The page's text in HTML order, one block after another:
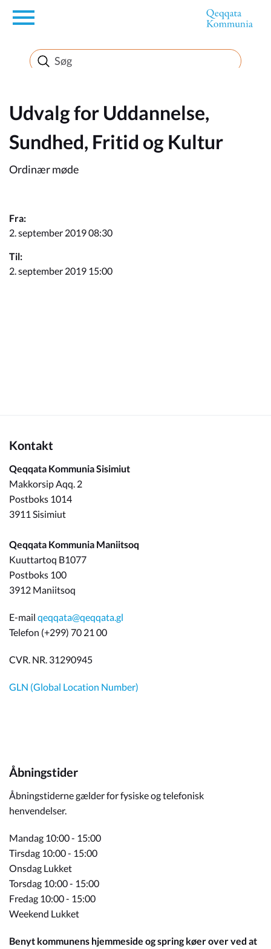
en
Borger
Erhverv
Politik
Selvbetjening
Kommuneplan
Udvalg for Uddannelse,
Sundhed, Fritid og Kultur
Ordinær møde
Fra:
2. september 2019 08:30
Til:
2. september 2019 15:00
Kontakt
Qeqqata Kommunia Sisimiut
Makkorsip Aqq. 2
Postboks 1014
3911 Sisimiut
Qeqqata Kommunia Maniitsoq
Kuuttartoq B1077
Postboks 100
3912 Maniitsoq
E-mail qeqqata@qeqqata.gl
Telefon (+299) 70 21 00
CVR. NR. 31290945
GLN (Global Location Number)
Åbningstider
Åbningstiderne gælder for fysiske og telefonisk
henvendelser.
Mandag 10:00 - 15:00
Tirsdag 10:00 - 15:00
Onsdag Lukket
Torsdag 10:00 - 15:00
Fredag 10:00 - 15:00
Weekend Lukket
Benyt kommunens hjemmeside og spring køer over ved at